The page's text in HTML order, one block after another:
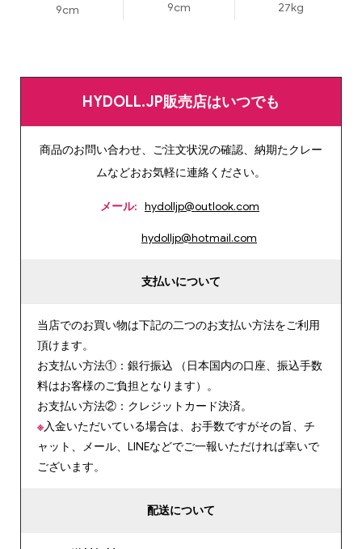
9cm
9cm
27kg
HYDOLL.JP販売店はいつでも
商品のお問い合わせ、ご注文状況の確認、納期たクレー
ムなどおお気軽に連絡ください。
メール: hydolljp@outlook.com
hydolljp@hotmail.com
支払いについて
当店でのお買い物は下記の二つのお支払い方法をご利用
頂けます。
お支払い方法①：銀行振込 （日本国内の口座、振込手数
料はお客様のご負担となります）。
お支払い方法②：クレジットカード決済。
※入金いただいている場合は、お手数ですがその旨、チ
ャット、メール、LINEなどでご一報いただければ幸いで
ございます。
配送について